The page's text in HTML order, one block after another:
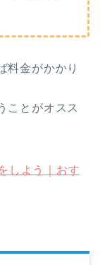
料金がかかり
ことがオスス
しよう｜おす